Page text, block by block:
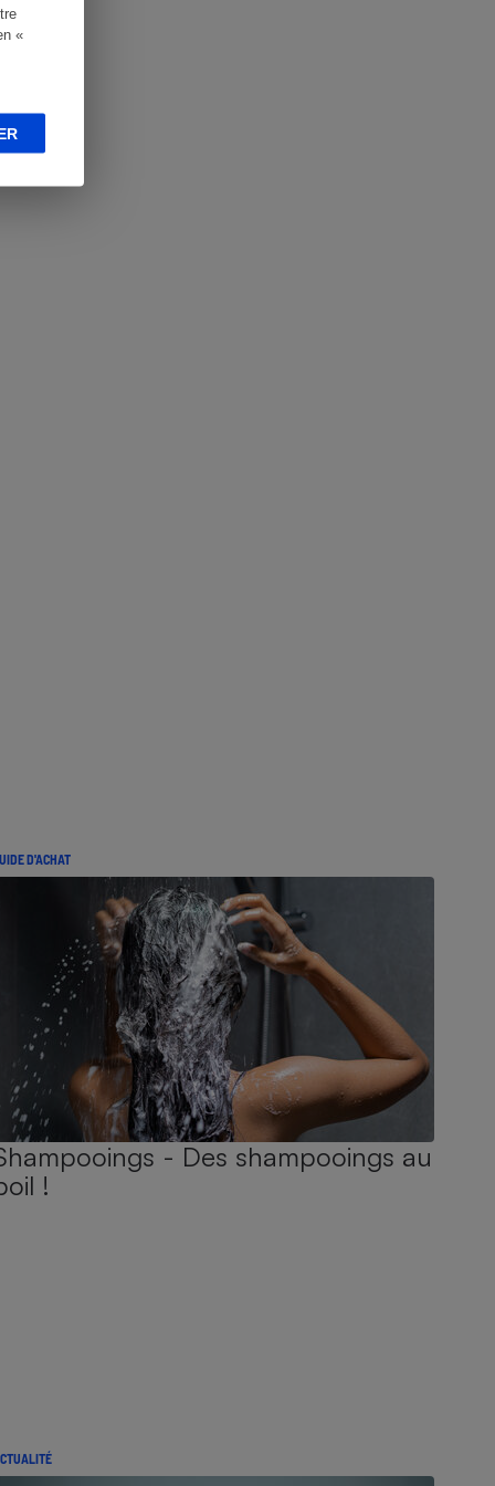
«
D'ACHAT
- Des shampooings au
!